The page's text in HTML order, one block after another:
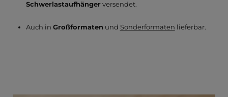
Schwerlastaufhängerversendet.
Auch in Großformaten und Sonderformaten lieferbar.